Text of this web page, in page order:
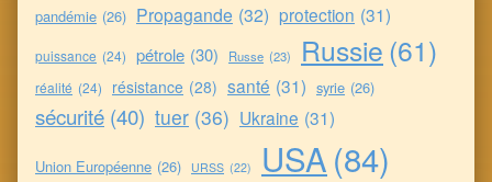
pandémie (26) Propagande (32) protection (31)
puissance (24) pétrole (30) Russe (23) Russie (61)
réalité (24) résistance (28) santé (31) syrie (26)
sécurité (40) tuer (36) Ukraine (31)
Union Européenne (26) URSS (22) USA(84)